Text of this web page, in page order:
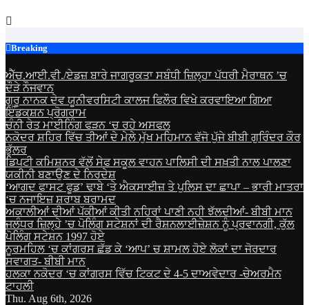
Skip
content
Breaking
ਐੱਚ.ਆਈ.ਵੀ./ਏਡਜ਼ ਬਾਰੇ ਜਾਗਰੂਕਤਾ ਸਬੰਧੀ ਜ਼ਿਲ੍ਹਾ ਪੱਧਰੀ ਮੈਰਾਥਨ ’ਚ
ਦੌੜੇ ਨੌਜਵਾਨ
ਗੁਰੂ ਨਾਨਕ ਦੇਵ ਯੂਨੀਵਰਸਿਟੀ ਕਾਲਜ ਫਿਲੌਰ ਵਿਖੇ ਕਰਵਾਇਆ ਗਿਆ
ਇੰਡਕਸ਼ਨ ਪ੍ਰੋਗਰਾਮ
ਚੰਨੀ ਰੇਤ ਮਾਈਨਿੰਗ ਫੜਨ ‘ਚ ਰਹੇ ਅਸਫਲ
ਨਕੋਦਰ ਸ਼ਹਿਰ ਵਿੱਚ ਤੀਆਂ ਦੇ ਮੇਲੇ ਮੁੱਖ ਮਹਿਮਾਨ ਵੱਜੋ ਪੁੱਜੇ ਬੀਬੀ ਗੁਰਿੰਦਰ ਕੌਰ
ਭੁੱਲਰ
ਡਿਪਟੀ ਕਮਿਸ਼ਨਰ ਵੱਲੋਂ ਸੇਫ ਸਕੂਲ ਵਾਹਨ ਪਾਲਿਸੀ ਦੀ ਸਖ਼ਤੀ ਨਾਲ ਪਾਲਣਾ
ਯਕੀਨੀ ਬਣਾਉਣ ਦੇ ਨਿਰਦੇਸ਼
‘ਆਗਦ ਫਾਸਟ ਫੂਡ’ ਢਾਬੇ ‘ਤੇ ਐਕਸਾਈਜ਼ ਤੇ ਪੁਲਿਸ ਦਾ ਛਾਪਾ – ਭਾਰੀ ਮਾਤਰਾ
‘ਚ ਨਜਾਇਜ਼ ਸ਼ਰਾਬ ਬਰਾਮਦ
ਅਕਾਲੀਆਂ ਦੀਆਂ ਪੱਕੀਆਂ ਕੀਤੀ ਨਹਿਰਾਂ ਪਾਣੀ ਨਹੀ ਝੱਲਦੀਆਂ- ਬੀਬੀ ਮਾਨ
ਜਲੰਧਰ ਜ਼ਿਲ੍ਹੇ ’ਚ ਪੋਲਿੰਗ ਸਟੇਸ਼ਨਾਂ ਦੀ ਰੈਸ਼ਨਲਾਈਜ਼ੇਸ਼ਨ ਨੂੰ ਪ੍ਰਵਾਨਗੀ, ਕੁੱਲ
ਪੋਲਿੰਗ ਸਟੇਸ਼ਨ 1997 ਹੋਏ
ਨੂਰਮਹਿਲ ‘ਚ ਕਾਂਗਰਸ ਛੱਡ ਕੇ ‘ਆਪ’ ਚ ਸ਼ਾਮਲ ਹੋਏ ਲੋਕਾਂ ਦਾ ਜੋਰਦਾਰ
ਸਵਾਗਤ- ਬੀਬੀ ਮਾਨ
ਹਲਕਾ ਨਕੋਦਰ ‘ਚ ਕਾਂਗਰਸ ਵਿੱਚ ਟਿਕਟ ਦੇ 4-5 ਦਾਅਵੇਦਾਰ -ਚੇਅਰਮੈਨ
ਟਾਹਲੀ
Thu. Aug 6th, 2026